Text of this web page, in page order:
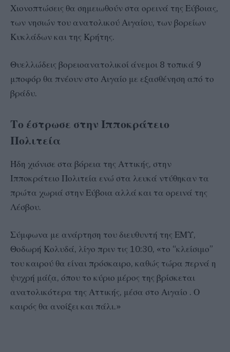
Χιονοπτώσεις θα σημειωθούν στα ορεινά της Εύβοιας,
των νησιών του ανατολικού Αιγαίου, των βορείων
Κυκλάδων και της Κρήτης.
Θυελλώδεις βορειοανατολικοί άνεμοι 8 τοπικά 9
μποφόρ θα πνέουν στο Αιγαίο με εξασθένηση από το
βράδυ.
Το έστρωσε στην Ιπποκράτειο
Πολιτεία
Ήδη χιόνισε στα βόρεια της Αττικής, στην
Ιπποκράτειο Πολιτεία ενώ στα λευκά ντύθηκαν τα
πρώτα χωριά στην Εύβοια αλλά και τα ορεινά της
Λέσβου.
Σύμφωνα με ανάρτηση του διευθυντή της ΕΜΥ,
Θοδωρή Κολυδά, λίγο πριν τις 10:30, «το “κλείσιμο”
του καιρού θα είναι πρόσκαιρο, καθώς τώρα περνά η
ψυχρή μάζα, όπου το κύριο μέρος της βρίσκεται
ανατολικότερα της Αττικής, μέσα στο Αιγαίο . Ο
καιρός θα ανοίξει και πάλι.»